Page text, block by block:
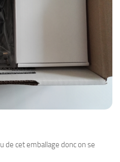
de cet emballage donc on se